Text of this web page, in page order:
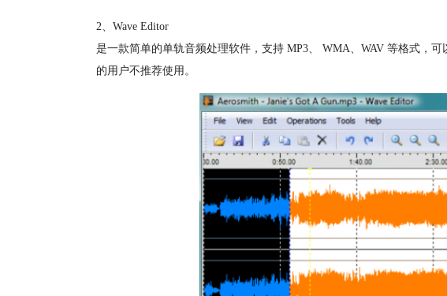
2、Wave Editor
是一款简单的单轨音频处理软件，支持 MP3、 WMA、WAV 等格式，
的用户不推荐使用。